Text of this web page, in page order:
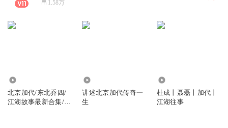
1.58万
北京加代/东北乔四/
江湖故事最新合集/传
讲述北京加代传奇一
生
杜成丨聂磊丨加代丨
江湖往事